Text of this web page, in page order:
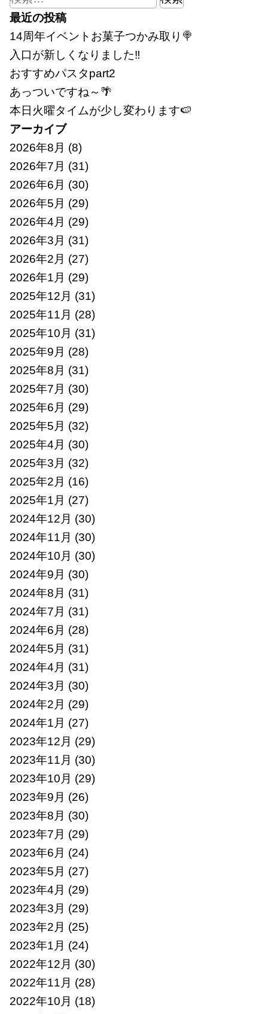
索:
最近の投稿
14周年イベントお菓子つかみ取り🍭
入口が新しくなりました‼
おすすめパスタpart2
あっついですね～🌴
本日火曜タイムが少し変わります🍉
アーカイブ
2026年8月 (8)
2026年7月 (31)
2026年6月 (30)
2026年5月 (29)
2026年4月 (29)
2026年3月 (31)
2026年2月 (27)
2026年1月 (29)
2025年12月 (31)
2025年11月 (28)
2025年10月 (31)
2025年9月 (28)
2025年8月 (31)
2025年7月 (30)
2025年6月 (29)
2025年5月 (32)
2025年4月 (30)
2025年3月 (32)
2025年2月 (16)
2025年1月 (27)
2024年12月 (30)
2024年11月 (30)
2024年10月 (30)
2024年9月 (30)
2024年8月 (31)
2024年7月 (31)
2024年6月 (28)
2024年5月 (31)
2024年4月 (31)
2024年3月 (30)
2024年2月 (29)
2024年1月 (27)
2023年12月 (29)
2023年11月 (30)
2023年10月 (29)
2023年9月 (26)
2023年8月 (30)
2023年7月 (29)
2023年6月 (24)
2023年5月 (27)
2023年4月 (29)
2023年3月 (29)
2023年2月 (25)
2023年1月 (24)
2022年12月 (30)
2022年11月 (28)
2022年10月 (18)